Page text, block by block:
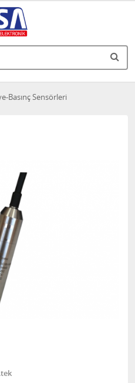
Basınç Sensörleri